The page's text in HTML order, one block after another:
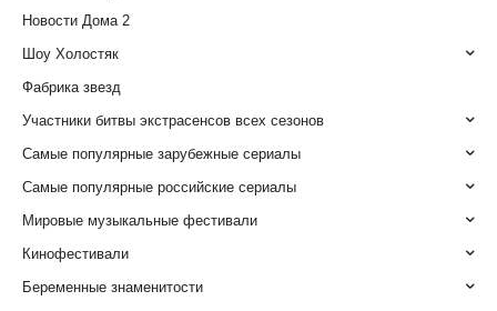
Новости Дома 2
Шоу Холостяк
Фабрика звезд
Участники битвы экстрасенсов всех сезонов
Самые популярные зарубежные сериалы
Самые популярные российские сериалы
Мировые музыкальные фестивали
Кинофестивали
Беременные знаменитости